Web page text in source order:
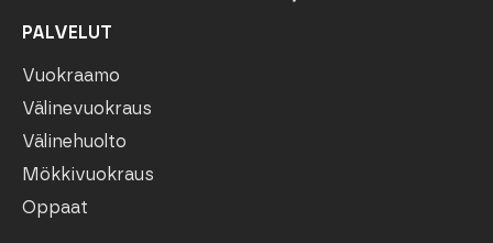
PALVELUT
Vuokraamo
Välinevuokraus
Välinehuolto
Mökkivuokraus
Oppaat